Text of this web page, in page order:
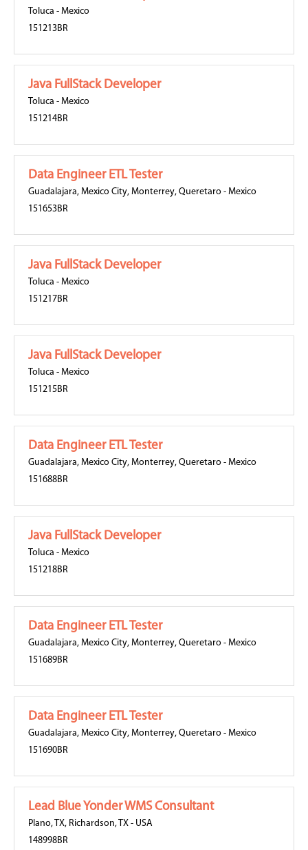
Toluca - Mexico
151213BR
Java FullStack Developer
Toluca - Mexico
151214BR
Data Engineer ETL Tester
Guadalajara, Mexico City, Monterrey, Queretaro - Mexico
151653BR
Java FullStack Developer
Toluca - Mexico
151217BR
Java FullStack Developer
Toluca - Mexico
151215BR
Data Engineer ETL Tester
Guadalajara, Mexico City, Monterrey, Queretaro - Mexico
151688BR
Java FullStack Developer
Toluca - Mexico
151218BR
Data Engineer ETL Tester
Guadalajara, Mexico City, Monterrey, Queretaro - Mexico
151689BR
Data Engineer ETL Tester
Guadalajara, Mexico City, Monterrey, Queretaro - Mexico
151690BR
Lead Blue Yonder WMS Consultant
Plano, TX, Richardson, TX - USA
148998BR